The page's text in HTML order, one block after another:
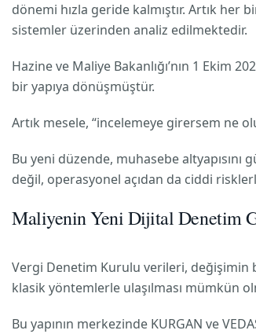
dönemi hızla geride kalmıştır. Artık
sistemler üzerinden analiz edilmektedir.
Hazine ve Maliye Bakanlığı’nın 1 Ekim
bir yapıya dönüşmüştür.
Artık mesele, “incelemeye girersem ne
Bu yeni düzende, muhasebe
değil, operasyonel açıdan da ciddi
Maliyenin Yeni Dijital Denetim
Vergi Denetim Kurulu verileri, değişimin
klasik yöntemlerle ulaşılması mümkün
Bu yapının merkezinde KURGAN ve